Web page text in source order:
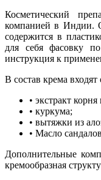
Косметический
компанией в Индии.
содержится в
для себя фасовку
инструкция к
В состав крема
• экстракт
• куркума;
• вытяжки из
• Масло
Дополнительные
кремообразная